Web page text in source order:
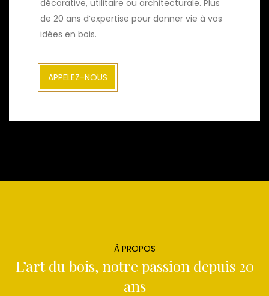
décorative, utilitaire ou architecturale. Plus
de 20 ans d’expertise pour donner vie à vos
idées en bois.
APPELEZ-NOUS
À PROPOS
L’art du bois, notre passion depuis 20
ans